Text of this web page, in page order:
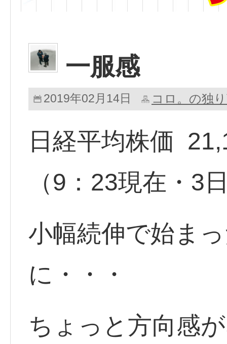
一服感
2019年02月14日 コロ。の独
日経平均株価
（9：23現在・3
小幅続伸で始ま
に・・・
ちょっと方向感